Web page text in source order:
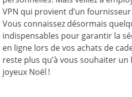
VPN qui provient d’un
Vous connaissez désormais
indispensables pour garantir la
en ligne lors de vos achats de
reste plus qu’à vous souhaiter
joyeux Noël !